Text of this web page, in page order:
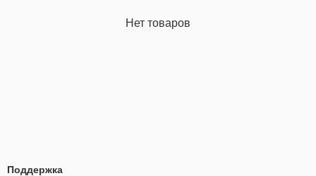
Нет товаров
Поддержка